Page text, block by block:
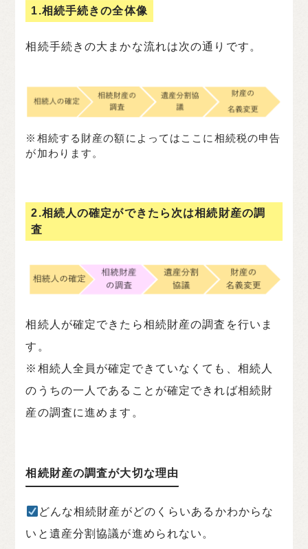
1.相続手続きの全体像
相続手続きの大まかな流れは次の通りです。
※相続する財産の額によってはここに相続税の申告
が加わります。
2.相続人の確定ができたら次は相続財産の調
査
相続人が確定できたら相続財産の調査を行いま
す。
※相続人全員が確定できていなくても、相続人
のうちの一人であることが確定できれば相続財
産の調査に進めます。
相続財産の調査が大切な理由
どんな相続財産がどのくらいあるかわからな
いと遺産分割協議が進められない。